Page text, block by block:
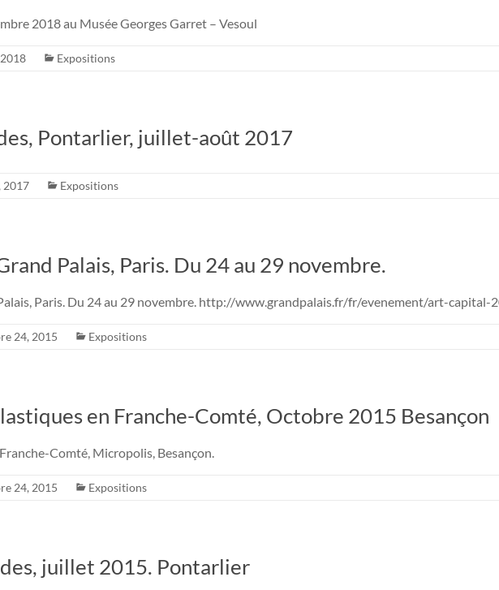
2018 au Musée Georges Garret – Vesoul
Expositions
Pontarlier, juillet-août 2017
2017 Expositions
Palais, Paris. Du 24 au 29 novembre.
Paris. Du 24 au 29 novembre. http://www.grandpalais.fr/fr/evenement/art-capital-
24, 2015 Expositions
en Franche-Comté, Octobre 2015 Besançon
Comté, Micropolis, Besançon.
24, 2015 Expositions
juillet 2015. Pontarlier